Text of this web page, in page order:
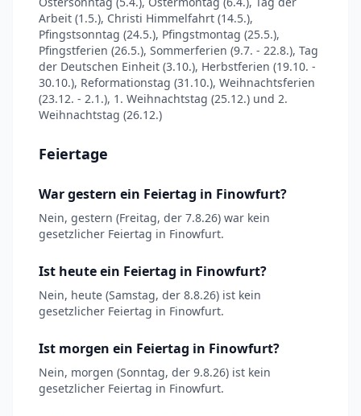
Arbeit (1.5.), Christi Himmelfahrt (14.5.),
Pfingstsonntag (24.5.), Pfingstmontag (25.5.),
Pfingstferien (26.5.), Sommerferien (9.7. - 22.8.), Tag
der Deutschen Einheit (3.10.), Herbstferien (19.10. -
30.10.), Reformationstag (31.10.), Weihnachtsferien
(23.12. - 2.1.), 1. Weihnachtstag (25.12.) und 2.
Weihnachtstag (26.12.)
Feiertage
War gestern ein Feiertag in Finowfurt?
Nein, gestern (Freitag, der 7.8.26) war kein
gesetzlicher Feiertag in Finowfurt.
Ist heute ein Feiertag in Finowfurt?
Nein, heute (Samstag, der 8.8.26) ist kein
gesetzlicher Feiertag in Finowfurt.
Ist morgen ein Feiertag in Finowfurt?
Nein, morgen (Sonntag, der 9.8.26) ist kein
gesetzlicher Feiertag in Finowfurt.